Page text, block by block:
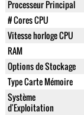
Processeur Principal
# Cores CPU
Vitesse horloge CPU
RAM
Options de Stockage
Type Carte Mémoire
Système
d'Exploitation